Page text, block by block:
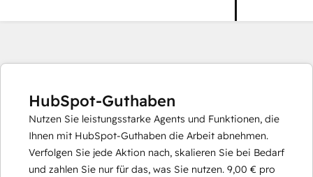
HubSpot-Guthaben
Nutzen Sie leistungsstarke Agents und Funktionen, die
Ihnen mit HubSpot-Guthaben die Arbeit abnehmen.
Verfolgen Sie jede Aktion nach, skalieren Sie bei Bedarf
und zahlen Sie nur für das, was Sie nutzen. 9,00 € pro